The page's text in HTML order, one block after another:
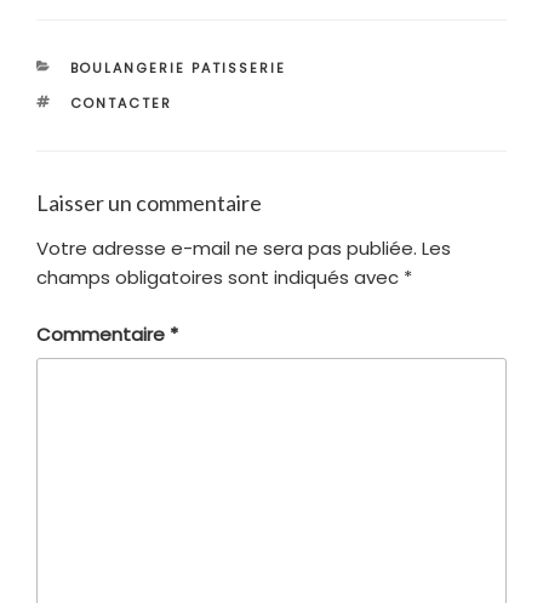
CATÉGORIES
BOULANGERIE PATISSERIE
ÉTIQUETTES
CONTACTER
Laisser un commentaire
Votre adresse e-mail ne sera pas publiée. Les
champs obligatoires sont indiqués avec *
Commentaire *